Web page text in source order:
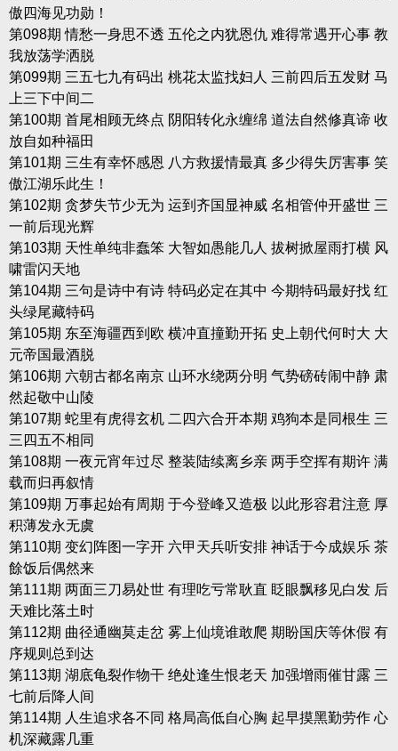
傲四海见功勋！
第098期 情愁一身思不透 五伦之内犹恩仇 难得常遇开心事 教
我放荡学洒脱
第099期 三五七九有码出 桃花太监找妇人 三前四后五发财 马
上三下中间二
第100期 首尾相顾无终点 阴阳转化永缠绵 道法自然修真谛 收
放自如种福田
第101期 三生有幸怀感恩 八方救援情最真 多少得失厉害事 笑
傲江湖乐此生！
第102期 贪梦失节少无为 运到齐国显神威 名相管仲开盛世 三
一前后现光辉
第103期 天性单纯非蠢笨 大智如愚能几人 拔树掀屋雨打横 风
啸雷闪天地
第104期 三句是诗中有诗 特码必定在其中 今期特码最好找 红
头绿尾藏特码
第105期 东至海疆西到欧 横冲直撞勤开拓 史上朝代何时大 大
元帝国最酒脱
第106期 六朝古都名南京 山环水绕两分明 气势磅砖闹中静 肃
然起敬中山陵
第107期 蛇里有虎得玄机 二四六合开本期 鸡狗本是同根生 三
三四五不相同
第108期 一夜元宵年过尽 整装陆续离乡亲 两手空挥有期许 满
载而归再叙情
第109期 万事起始有周期 于今登峰又造极 以此形容君注意 厚
积薄发永无虞
第110期 变幻阵图一字开 六甲天兵听安排 神话于今成娱乐 茶
餘饭后偶然来
第111期 两面三刀易处世 有理吃亏常耿直 眨眼飘移见白发 后
天难比落土时
第112期 曲径通幽莫走岔 雾上仙境谁敢爬 期盼国庆等休假 有
序规则总到达
第113期 湖底龟裂作物干 绝处逢生恨老天 加强增雨催甘露 三
七前后降人间
第114期 人生追求各不同 格局高低自心胸 起早摸黑勤劳作 心
机深藏露几重